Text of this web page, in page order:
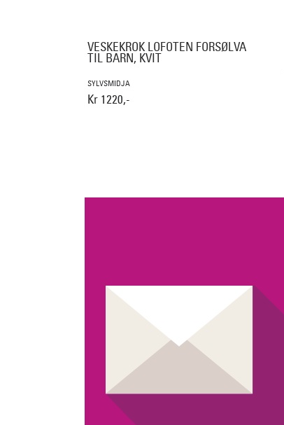
VESKEKROK LOFOTEN FORSØLVA
TIL BARN, KVIT
SYLVSMIDJA
Kr 1220,-